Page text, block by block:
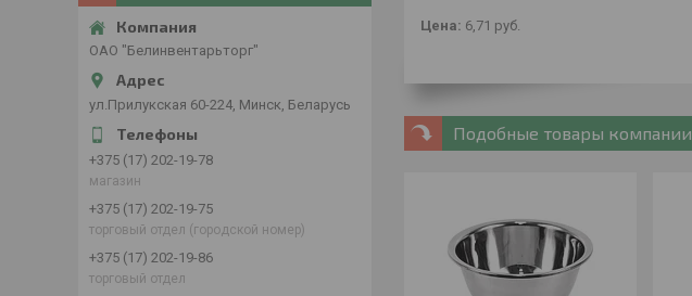
Цена: 6,71 руб.
Подобные товары компании
ОАО "Белинвентарьторг"
ул.Прилукская 60-224, Минск, Беларусь
+375 (17) 202-19-78
магазин
+375 (17) 202-19-75
торговый отдел (городской номер)
+375 (17) 202-19-86
торговый отдел